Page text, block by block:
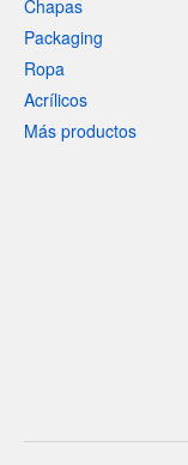
Chapas
Packaging
Ropa
Acrílicos
Más productos